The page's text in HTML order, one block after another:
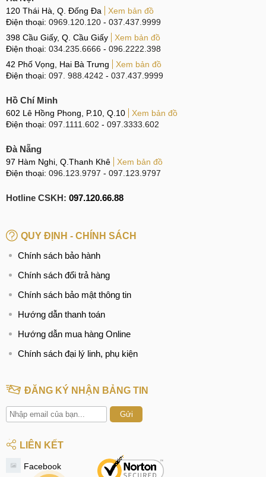
120 Thái Hà, Q. Đống Đa
Xem bản đồ
Điện thoại: 0969.120.120 - 037.437.9999
398 Cầu Giấy, Q. Cầu Giấy
Xem bản đồ
Điện thoại: 034.235.6666 - 096.2222.398
42 Phố Vọng, Hai Bà Trưng
Xem bản đồ
Điện thoại: 097. 988.4242 - 037.437.9999
Hồ Chí Minh
602 Lê Hồng Phong, P.10, Q.10
Xem bản đồ
Điện thoại: 097.1111.602 - 097.3333.602
Đà Nẵng
97 Hàm Nghi, Q.Thanh Khê
Xem bản đồ
Điện thoại: 096.123.9797 - 097.123.9797
Hotline CSKH: 097.120.66.88
QUY ĐỊNH - CHÍNH SÁCH
Chính sách bảo hành
Chính sách đổi trả hàng
Chính sách bảo mật thông tin
Hướng dẫn thanh toán
Hướng dẫn mua hàng Online
Chính sách đại lý linh, phụ kiện
ĐĂNG KÝ NHẬN BẢNG TIN
Gửi
LIÊN KẾT
Facebook